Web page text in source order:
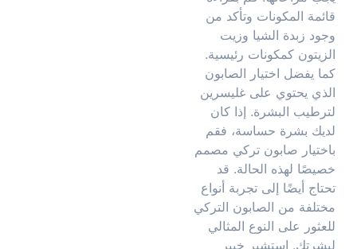
قائمة المكونات وتأكد من
وجود زبدة الشيا وزيت
الزيتون كمكونات رئيسية.
كما يفضل اختيار الصابون
الذي يحتوي على غليسرين
لترطيب البشرة. إذا كان
لديك بشرة حساسة، فقم
باختيار صابون تركي مصمم
خصيصًا لهذه الحالة. قد
تحتاج أيضًا إلى تجربة أنواع
مختلفة من الصابون التركي
للعثور على النوع المثالي
لبشرتك. استشير خبير